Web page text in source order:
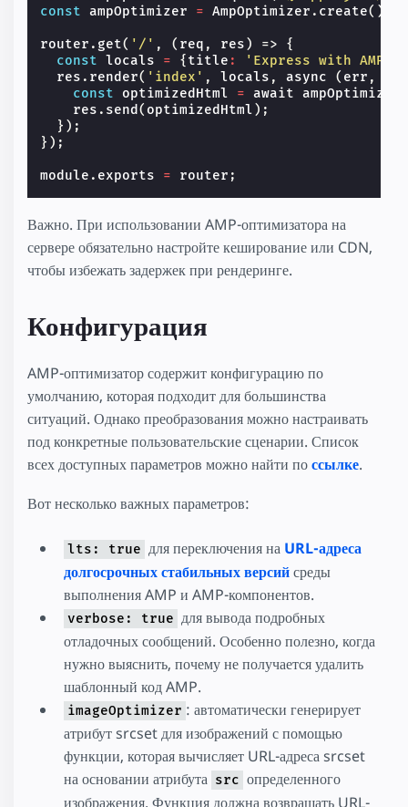
const
ampOptimizer = AmpOptimizer . create();
router . get( '/' , ( req , res ) =>
{
const
locals = { title :
'Express with AMP
res . render( 'index' , locals , async ( err ,
const
optimizedHtml = await ampOptimizer
res . send( optimizedHtml );
});
});
module . exports = router ;
Важно. При использовании AMP-оптимизатора на
сервере обязательно настройте кеширование или CDN,
чтобы избежать задержек при рендеринге.
Конфигурация
AMP-оптимизатор содержит конфигурацию по
умолчанию, которая подходит для большинства
ситуаций. Однако преобразования можно настраивать
под конкретные пользовательские сценарии. Список
всех доступных параметров можно найти поссылке.
Вот несколько важных параметров:
lts: true для переключения на URL-адреса
долгосрочных стабильных версийсреды
выполнения AMP и AMP-компонентов.
verbose: true для вывода подробных
отладочных сообщений. Особенно полезно, когда
нужно выяснить, почему не получается удалить
шаблонный код AMP.
imageOptimizer : автоматически генерирует
атрибут srcset для изображений с помощью
функции, которая вычисляет URL-адреса srcset
на основании атрибута src определенного
изображения. Функция должна возвращать URL-